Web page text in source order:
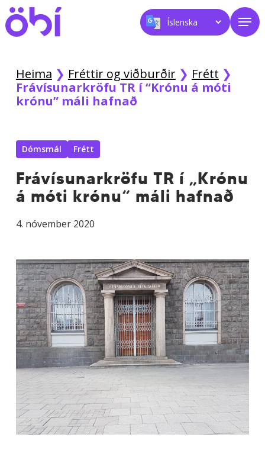
Skip
to
main
Heima ❯ Fréttir og viðburðir❯ Frétt ❯
Frávísunarkröfu TR í “Krónu á móti
krónu” máli hafnað
Dómsmál Frétt
Frávísunarkröfu TR í „Krónu
á móti krónu“ máli hafnað
4. nóvember 2020